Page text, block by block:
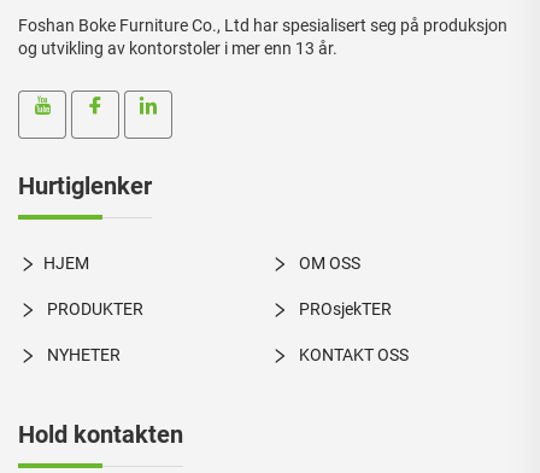
Foshan Boke Furniture Co., Ltd har spesialisert seg på produksjon
og utvikling av kontorstoler i mer enn 13 år.
Hurtiglenker
HJEM OM OSS
PRODUKTER PROsjekTER
NYHETER KONTAKT OSS
Hold kontakten